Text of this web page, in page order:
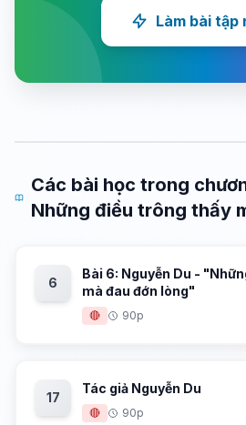
Làm bài tập
Các bài học trong
Những điều trông thấy
6
Bài 6: Nguyễn Du -
mà đau đớn lòng"
🔴 90p
17
Tác giả Nguyễn Du
🔴 90p